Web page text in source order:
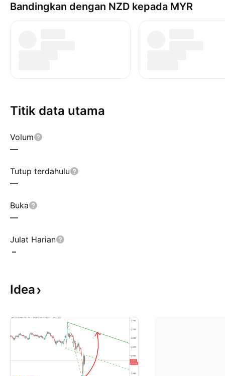
Bandingkan dengan NZD kepada MYR
Titik data utama
Volum
—
Tutup terdahulu
—
Buka
—
Julat Harian
–
Idea